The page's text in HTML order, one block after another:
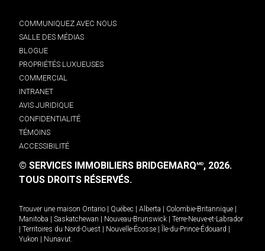
COMMUNIQUEZ AVEC NOUS
SALLE DES MÉDIAS
BLOGUE
PROPRIÉTÉS LUXUEUSES
COMMERCIAL
INTRANET
AVIS JURIDIQUE
CONFIDENTIALITÉ
TÉMOINS
ACCESSIBILITÉ
© SERVICES IMMOBILIERS BRIDGEMARQMD, 2026.
TOUS DROITS RÉSERVÉS.
Trouver une maison Ontario Québec Alberta Colombie-Britannique
Manitoba
Saskatchewan Nouveau-Brunswick
Terre-Neuve-et-Labrador
Territoires du Nord-Ouest Nouvelle-Écosse Île-du-Prince-Édouard
Yukon
Nunavut.